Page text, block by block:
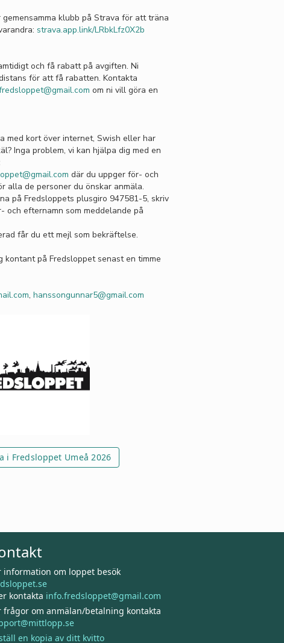
gemensamma klubb på Strava för att träna
strava.app.link/LRbkLfz0X2b
och få rabatt på avgiften. Ni
för att få rabatten. Kontakta
om ni vill göra en
med kort över internet, Swish eller har
Inga problem, vi kan hjälpa dig med en
där du uppger för- och
alla de personer du önskar anmäla.
på Fredsloppets plusgiro 947581-5, skriv
efternamn som meddelande på
får du ett mejl som bekräftelse.
kontant på Fredsloppet senast en timme
, hanssongunnar5@gmail.com
i Fredsloppet Umeå 2026
information om loppet besök
kontakta info.fredsloppet@gmail.com
frågor om anmälan/betalning kontakta
en kopia av ditt kvitto